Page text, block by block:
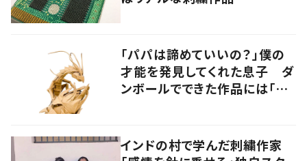
「パパは諦めていいの？」僕の
才能を発見してくれた息子 ダ
ンボールでできた作品には「生
インドの村で学んだ刺繍作家